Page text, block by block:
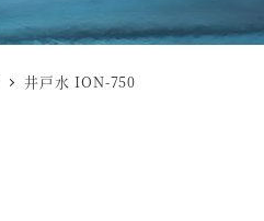
井戸水 ION-750